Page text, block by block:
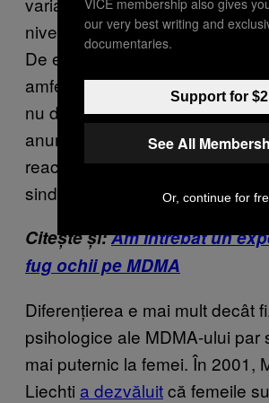
nivelului hormonal din perioada
De exemplu, poți fi mai sensibilă
amfetamine înainte de ovulație.
nu doar reacționează diferit față
anumite droguri, dar s-ar putea
reacționeze diferit dacă suferă
sindromul pre-menstrual.
Citește și:Am întrebat un
fug ochii pe MDMA
Diferențierea e mai mult decât
psihologice ale MDMA-ului par
mai puternic la femei. În 2001,
Liechti a dezvăluitcă femeile
our very best writing and
documentaries.
Support for $2
See All
Or, continue for